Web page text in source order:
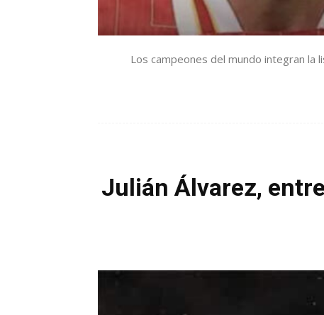
Los campeones del mundo integran la
Julián Álvarez,